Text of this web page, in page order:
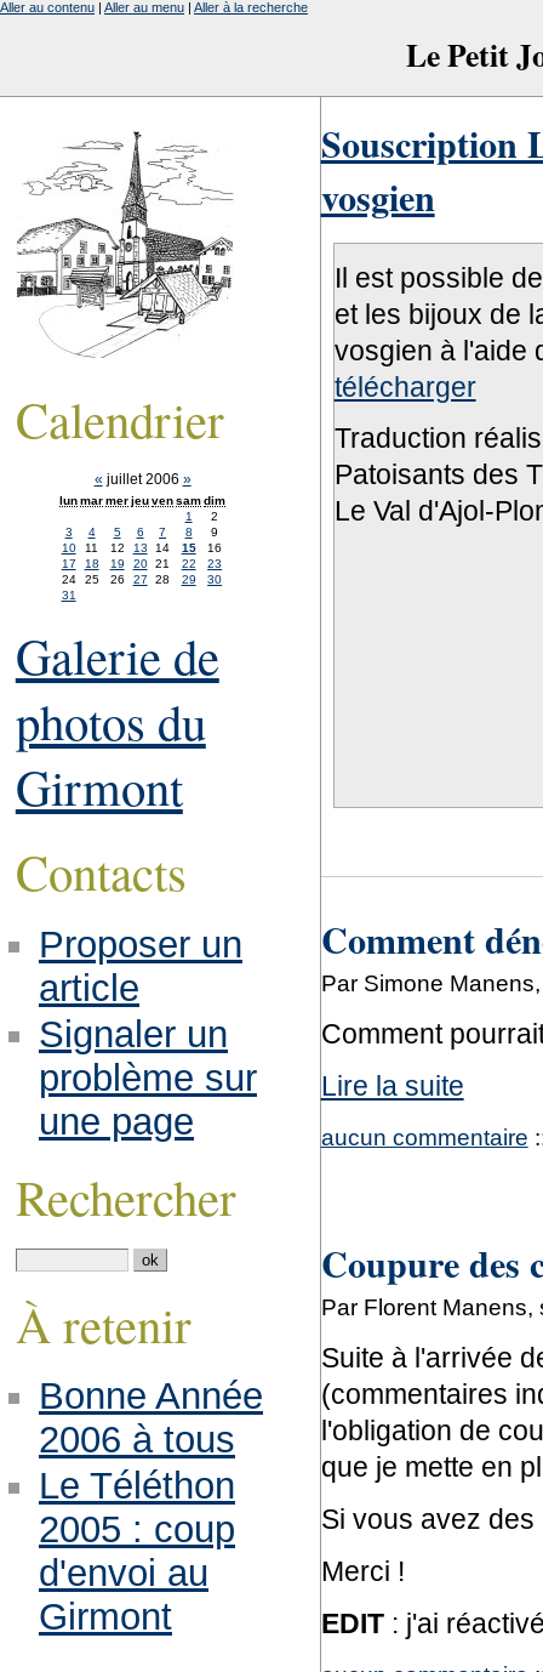
Le Petit
Aller au contenu | Aller au menu | Aller à la recherche
Souscription
vosgien
Il est possible
et les bijoux de
vosgien à l'aide
télécharger
Traduction
Patoisants des
Le Val d'Ajol-
Comment
Par Simone
Comment
Lire la suite
aucun commentaire
Coupure des
Par Florent
Suite à l'arrivée
(commentaires
l'obligation de
que je mette en
Si vous avez
Merci !
EDIT: j'ai
Calendrier
« juillet 2006 »
lunmarmerjeuvensamdim
1
2
3
4 5 6 7 8
9
10
11 12 13 14 15
16
17
18 19 20 21 22
23
24
25 26 27 28 29
30
31
Galerie de
photos du
Girmont
Contacts
Proposer un
article
Signaler un
problème sur
une page
Rechercher
À retenir
Bonne Année
2006 à tous
Le Téléthon
2005 : coup
d'envoi au
Girmont